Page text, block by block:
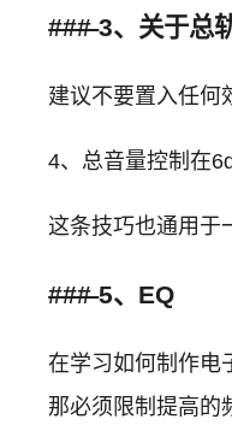
###3、关于总
建议不要置入任何
4、总音量控制在
这条技巧也通用于
###5、EQ
在学习如何制作电
那必须限制提高的